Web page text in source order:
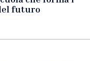
futuro